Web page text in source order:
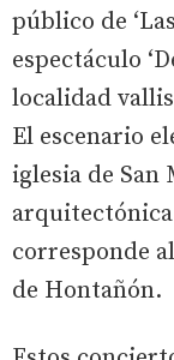
público de
espectáculo
localidad
El escenario
iglesia de
corresponde
de Hontañón.